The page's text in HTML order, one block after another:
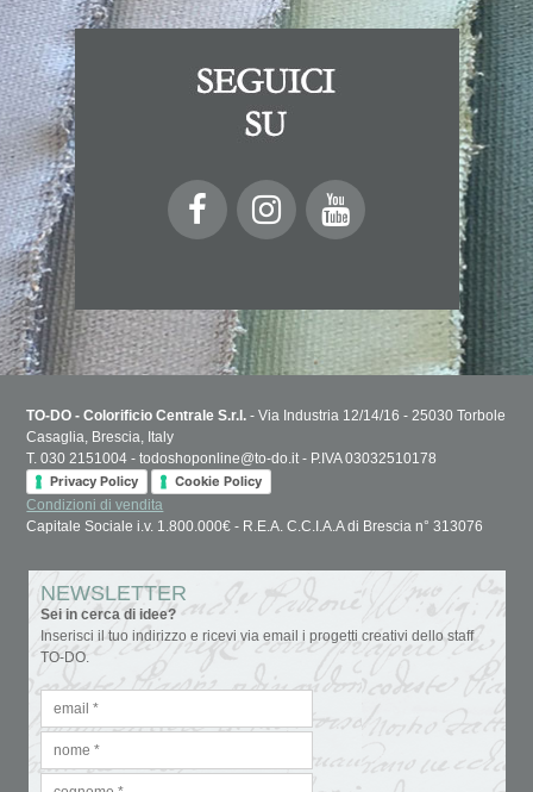
TO-DO - Colorificio Centrale S.r.l. - Via Industria 12/14/16 - 25030 Torbole
Casaglia, Brescia, Italy
T. 030 2151004 - todoshoponline@to-do.it - P.IVA 03032510178
Privacy Policy
Cookie Policy
Condizioni di vendita
Capitale Sociale i.v. 1.800.000€ - R.E.A. C.C.I.A.A di Brescia n° 313076
NEWSLETTER
Sei in cerca di idee?
Inserisci il tuo indirizzo e ricevi via email i progetti creativi dello staff
TO-DO.